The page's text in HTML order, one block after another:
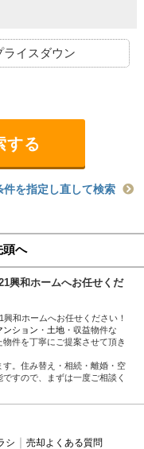
ライスダウン
件を指定し直して検索
頭へ
興和ホームへお任せくだ
和ホームへお任せください！
ンション ・ 土地・収益物件な
件を丁寧にご提案させて頂き
す。住み替え・相続・離婚・空
すので、まずは一度ご相談く
シ 売却よくある質問